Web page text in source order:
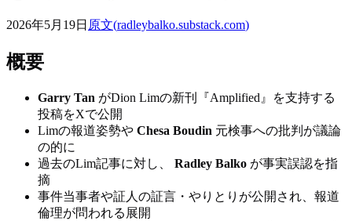
2026年5月19日 原文(radleybalko.substack.com)
概要
Garry Tan がDion Limの新刊『Amplified』を支持する
投稿をXで公開
Limの報道姿勢や Chesa Boudin 元検事への批判が議論
の的に
過去のLim記事に対し、 Radley Balko が事実誤認を指
摘
事件当事者や証人の証言・やりとりが公開され、報道
倫理が問われる展開